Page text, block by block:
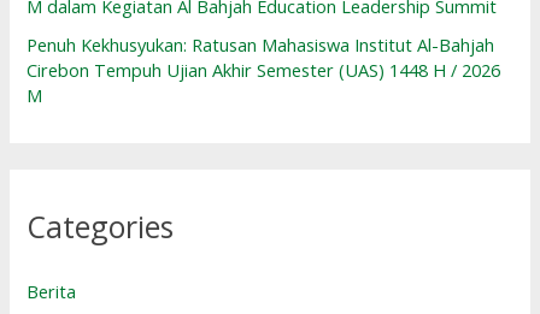
M dalam Kegiatan Al Bahjah Education Leadership Summit
Penuh Kekhusyukan: Ratusan Mahasiswa Institut Al-Bahjah
Cirebon Tempuh Ujian Akhir Semester (UAS) 1448 H / 2026
M
Categories
Berita